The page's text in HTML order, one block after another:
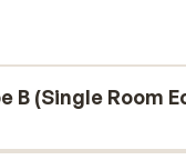
verwarmde gang.
de fanatieke
uitgebreid ontbijt
internationale
Goed om
B (Single Room